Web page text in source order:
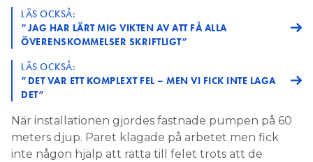
LÄS OCKSÅ:
”JAG HAR LÄRT MIG VIKTEN AV ATT FÅ ALLA
ÖVERENSKOMMELSER SKRIFTLIGT”
LÄS OCKSÅ:
”DET VAR ETT KOMPLEXT FEL – MEN VI FICK INTE LAGA
DET”
När installationen gjordes fastnade pumpen på 60
meters djup. Paret klagade på arbetet men fick
inte någon hjälp att rätta till felet trots att de